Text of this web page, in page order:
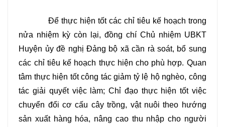
Để thực hiện tốt các chỉ tiêu kế hoạch trong
nửa nhiệm kỳ còn lại, đồng chí Chủ nhiệm UBKT
Huyện ủy đề nghị Đảng bộ xã cần rà soát, bổ sung
các chỉ tiêu kế hoạch thực hiện cho phù hợp. Quan
tâm thực hiện tốt công tác giảm tỷ lệ hộ nghèo, công
tác giải quyết việc làm; Chỉ đạo thực hiện tốt việc
chuyển đổi cơ cấu cây trồng, vật nuôi theo hướng
sản xuất hàng hóa, nâng cao thu nhập cho người